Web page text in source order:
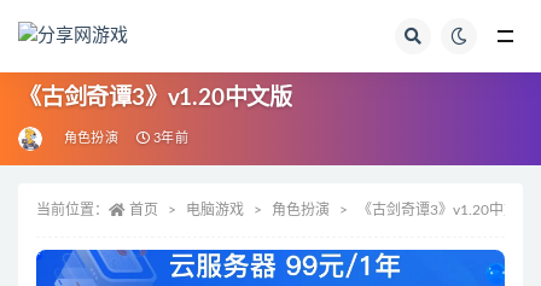
《古剑奇谭3》v1.20中文版
角色扮演 3年前
当前位置： 首页 电脑游戏 角色扮演 《古剑奇谭3》v1.20中文版